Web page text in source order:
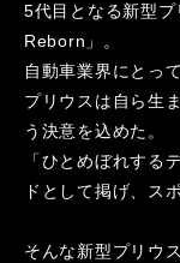
5代目となる新型
Reborn」。
自動車業界にとっ
プリウスは自ら生
う決意を込めた。
「ひとめぼれする
ドとして掲げ、ス
そんな新型プリウ